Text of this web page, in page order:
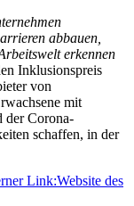
abbauen,
erkennen
Inklusionspreis
von
mit
der Corona-
schaffen, in der
Link:Website des